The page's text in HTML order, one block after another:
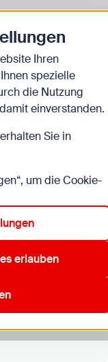
Ballett, Hip
Liste findet
Ihren
spezielle
die Nutzung
einverstanden.
Sie in
um die Cookie-
erlauben